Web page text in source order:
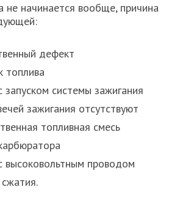
не начинается вообще, причина
дефект
топлива
системы зажигания
зажигания отсутствуют
топливная смесь
высоковольтным проводом